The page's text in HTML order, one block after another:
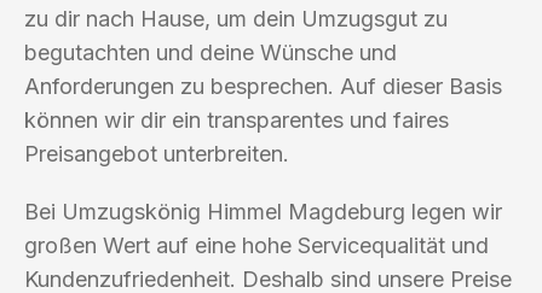
zu dir nach Hause, um dein Umzugsgut zu
begutachten und deine Wünsche und
Anforderungen zu besprechen. Auf dieser Basis
können wir dir ein transparentes und faires
Preisangebot unterbreiten.
Bei Umzugskönig Himmel Magdeburg legen wir
großen Wert auf eine hohe Servicequalität und
Kundenzufriedenheit. Deshalb sind unsere Preise